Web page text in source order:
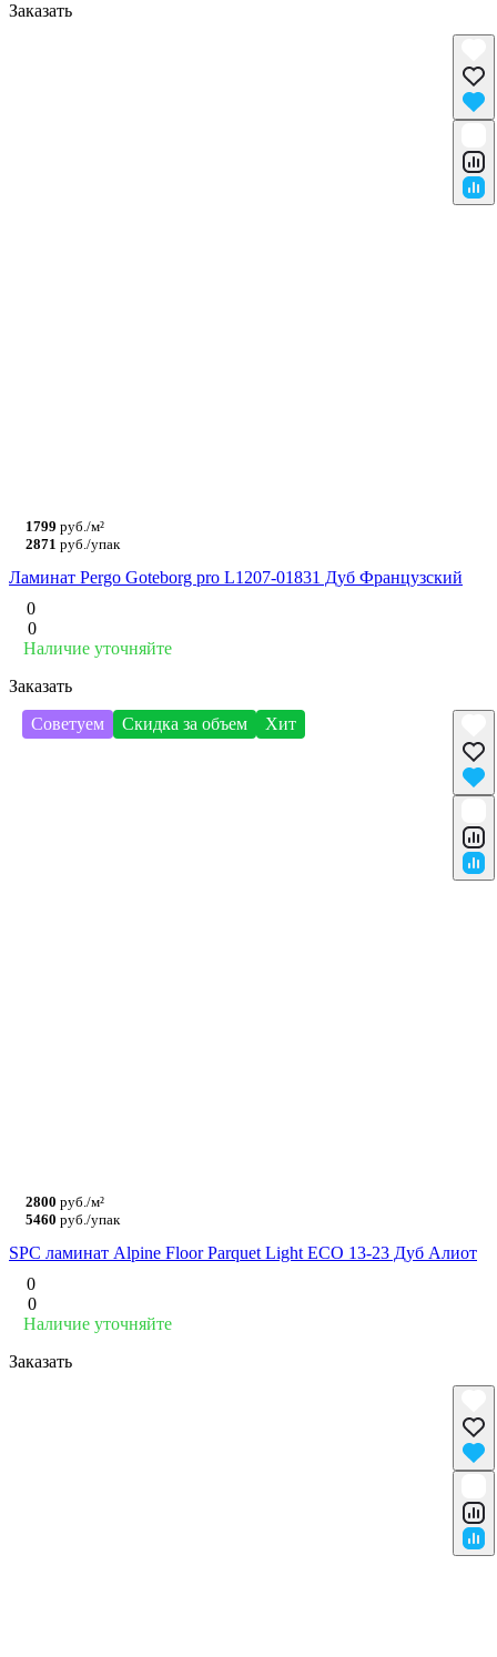
Заказать
1799 руб./м²
2871 руб./упак
Ламинат Pergo Goteborg pro L1207-01831 Дуб Французский
0
0
Наличие уточняйте
Заказать
Советуем
Скидка за объем Хит
2800 руб./м²
5460 руб./упак
SPC ламинат Alpine Floor Parquet Light ЕСО 13-23 Дуб Алиот
0
0
Наличие уточняйте
Заказать